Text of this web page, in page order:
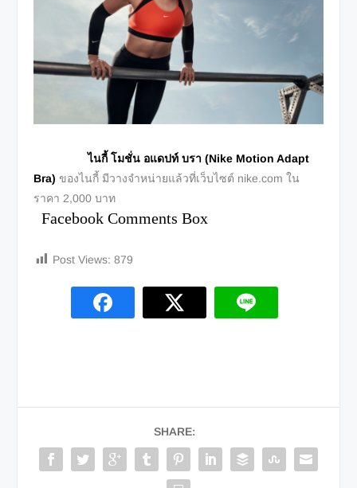
ไนกี้ โมชั่น อแดปท์ บรา (Nike Motion Adapt
Bra)ของไนกี้ มีวางจำหน่ายแล้วที่เว็บไซต์ nike.com ใน
ราคา 2,000 บาท
Facebook Comments Box
Post Views: 879
SHARE: